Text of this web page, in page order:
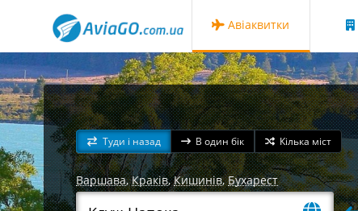
Авіаквитки
Туди і назад В один бік Кілька міст
Варшава,Краків,Кишинів,Бухарест